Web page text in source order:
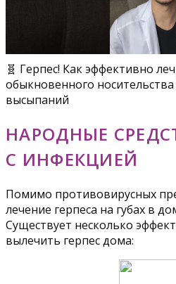
🧬 Герпес! Как эффективно
обыкновенного
высыпаний
НАРОДНЫЕ
С ИНФЕКЦИЕЙ
Помимо противовирусных
лечение герпеса на губах в
Существует несколько
вылечить герпес дома: